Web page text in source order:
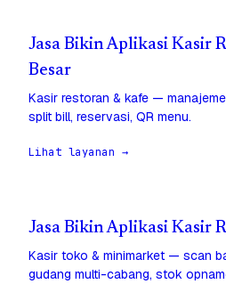
Jasa Bikin Aplikasi Kasir
Besar
Kasir restoran & kafe —
split bill, reservasi, QR menu.
Lihat layanan →
Jasa Bikin Aplikasi Kasir
Kasir toko & minimarket — scan
gudang multi-cabang, stok